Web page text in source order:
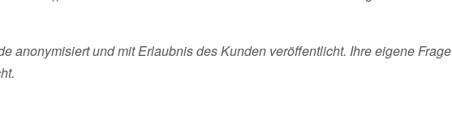
anonymisiert und mit Erlaubnis des Kunden veröffentlicht. Ihre eigene Frage